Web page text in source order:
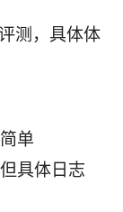
测，具体体
单
具体日志